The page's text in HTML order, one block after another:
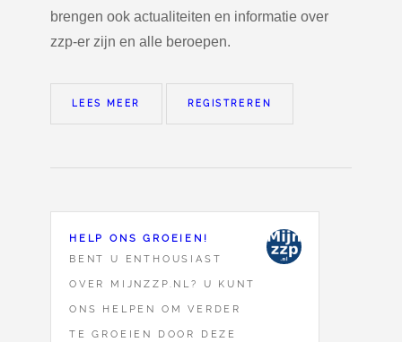
brengen ook actualiteiten en informatie over
zzp-er zijn en alle beroepen.
LEES MEER REGISTREREN
HELP ONS GROEIEN!
BENT U ENTHOUSIAST
OVER MIJNZZP.NL? U KUNT
ONS HELPEN OM VERDER
TE GROEIEN DOOR DEZE